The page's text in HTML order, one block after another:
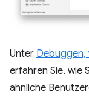
Unter Debuggen,
erfahren Sie, wie
ähnliche